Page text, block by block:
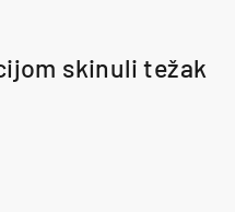
skinuli težak